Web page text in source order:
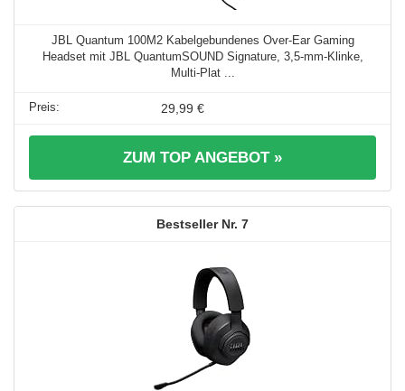
JBL Quantum 100M2 Kabelgebundenes Over-Ear Gaming
Headset mit JBL QuantumSOUND Signature, 3,5-mm-Klinke,
Multi-Plat ...
29,99 €
ZUM TOP ANGEBOT »
7